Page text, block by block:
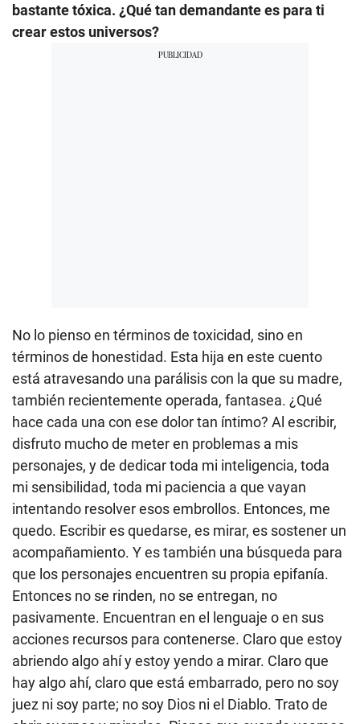
bastante tóxica. ¿Qué tan demandante es para ti
crear estos universos?
No lo pienso en términos de toxicidad, sino en
términos de honestidad. Esta hija en este cuento
está atravesando una parálisis con la que su madre,
también recientemente operada, fantasea. ¿Qué
hace cada una con ese dolor tan íntimo? Al escribir,
disfruto mucho de meter en problemas a mis
personajes, y de dedicar toda mi inteligencia, toda
mi sensibilidad, toda mi paciencia a que vayan
intentando resolver esos embrollos. Entonces, me
quedo. Escribir es quedarse, es mirar, es sostener un
acompañamiento. Y es también una búsqueda para
que los personajes encuentren su propia epifanía.
Entonces no se rinden, no se entregan, no
pasivamente. Encuentran en el lenguaje o en sus
acciones recursos para contenerse. Claro que estoy
abriendo algo ahí y estoy yendo a mirar. Claro que
hay algo ahí, claro que está embarrado, pero no soy
juez ni soy parte; no soy Dios ni el Diablo. Trato de